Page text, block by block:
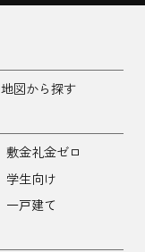
地図から探す
敷金礼金ゼロ
学生向け
一戸建て